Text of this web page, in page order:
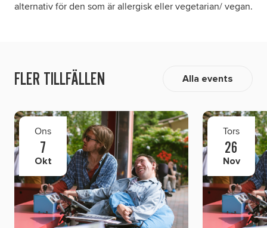
alternativ för den som är allergisk eller vegetarian/ vegan.
FLER TILLFÄLLEN Alla events
Ons
7
Okt
Tors
26
Nov